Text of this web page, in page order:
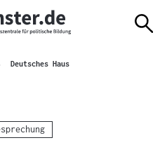
Deutsches HausAktuelle Seite